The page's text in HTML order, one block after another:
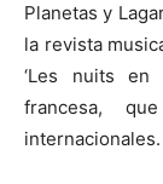
Planetas y
la revista
‘Les nuits en
francesa,
internacionales.